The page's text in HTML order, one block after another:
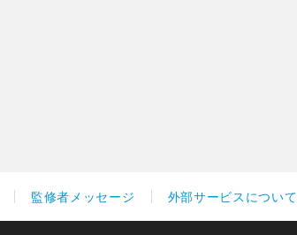
監修者メッセージ 外部サービスについて